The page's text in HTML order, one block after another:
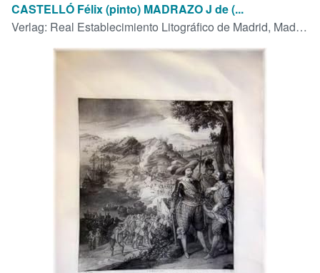
Sammlungen
Antiquarische Bücher
Verkäufer werden
SCHLIESSEN
CASTELLÓ Félix (pinto) MADRAZO J de (...
Verlag: Real Establecimiento Litográfico de Madrid, Madrid, 1826